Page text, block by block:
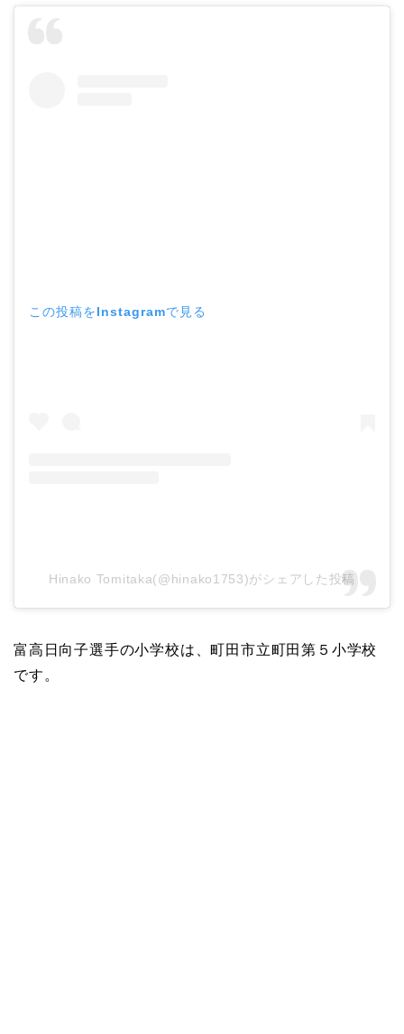
この投稿をInstagramで見る
Hinako Tomitaka(@hinako1753)がシェアした投稿
富高日向子選手の小学校は、町田市立町田第５小学校
です。